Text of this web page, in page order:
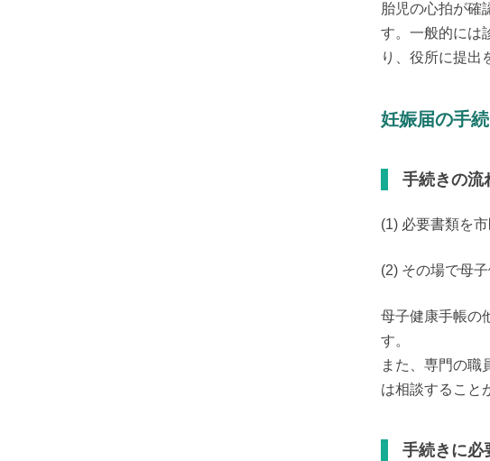
胎児の心拍が確
す。一般的には
り、役所に提出
妊娠届の手
手続きの流
(1) 必要書類を
(2) その場で母
母子健康手帳の
す。
また、専門の職
は相談すること
手続きに必